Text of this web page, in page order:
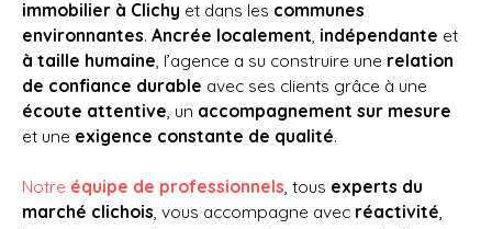
immobilier à Clichy et dans les communes
environnantes. Ancrée localement, indépendante et
à taille humaine, l’agence a su construire une relation
de confiance durable avec ses clients grâce à une
écoute attentive, un accompagnement sur mesure
et une exigence constante de qualité.
Notre équipe de professionnels, tous experts du
marché clichois, vous accompagne avec réactivité,